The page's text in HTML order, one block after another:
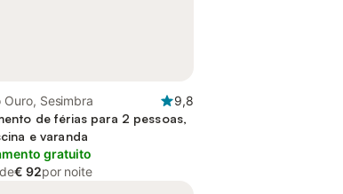
Ouro, Sesimbra
9,8
de férias para 2 pessoas,
e varanda
gratuito
€ 92por noite